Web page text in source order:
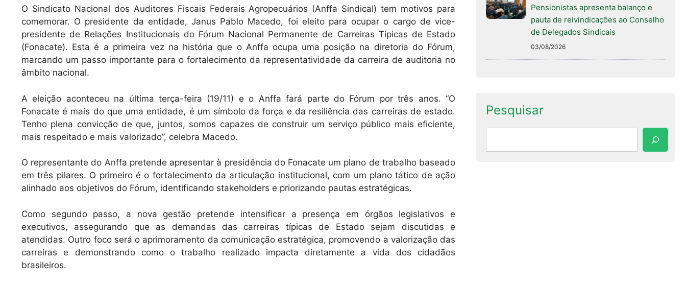
at
s
A
p
p
c
e
b
o
o
k
ai
l
O Sindicato Nacional dos Auditores Fiscais Federais Agropecuários (Anffa Sindical) tem motivos para
comemorar. O presidente da entidade, Janus Pablo Macedo, foi eleito para ocupar o cargo de vice-
presidente de Relações Institucionais do Fórum Nacional Permanente de Carreiras Típicas de Estado
(Fonacate). Esta é a primeira vez na história que o Anffa ocupa uma posição na diretoria do Fórum,
marcando um passo importante para o fortalecimento da representatividade da carreira de auditoria no
âmbito nacional.
A eleição aconteceu na última terça-feira (19/11) e o Anffa fará parte do Fórum por três anos. “O
Fonacate é mais do que uma entidade, é um símbolo da força e da resiliência das carreiras de estado.
Tenho plena convicção de que, juntos, somos capazes de construir um serviço público mais eficiente,
mais respeitado e mais valorizado”, celebra Macedo.
O representante do Anffa pretende apresentar à presidência do Fonacate um plano de trabalho baseado
em três pilares. O primeiro é o fortalecimento da articulação institucional, com um plano tático de ação
alinhado aos objetivos do Fórum, identificando stakeholders e priorizando pautas estratégicas.
Como segundo passo, a nova gestão pretende intensificar a presença em órgãos legislativos e
executivos, assegurando que as demandas das carreiras típicas de Estado sejam discutidas e
atendidas. Outro foco será o aprimoramento da comunicação estratégica, promovendo a valorização das
carreiras e demonstrando como o trabalho realizado impacta diretamente a vida dos cidadãos
brasileiros.
Pensionistas apresenta balanço e
pauta de reivindicações ao Conselho
de Delegados Sindicais
03/08/2026
Pesquisar